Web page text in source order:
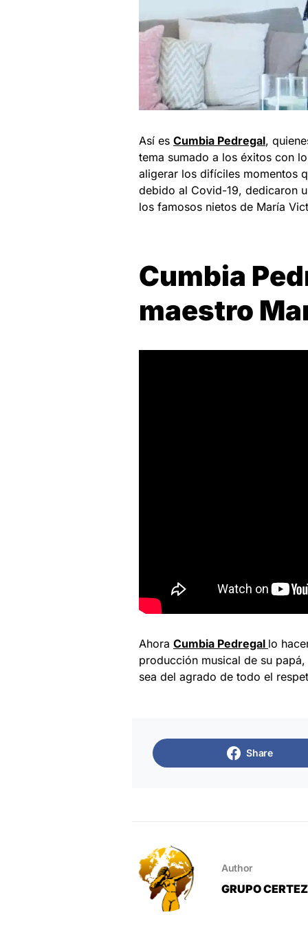
Así es Cumbia Pedregal,
tema sumado a los éxitos con
aligerar los difíciles momentos
debido al Covid-19, dedicaron
los famosos nietos de María
Cumbia
maestro
Ahora Cumbia Pedregal lo
producción musical de su
sea del agrado de todo el
Share
Author
GRUPO